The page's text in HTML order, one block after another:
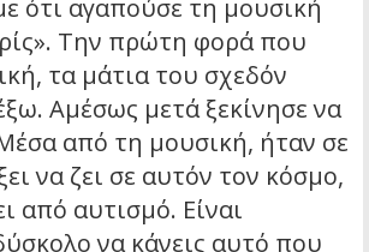
ότι αγαπούσε τη μουσική
Την πρώτη φορά που
τα μάτια του σχεδόν
Αμέσως μετά ξεκίνησε να
από τη μουσική, ήταν σε
να ζει σε αυτόν τον κόσμο,
από αυτισμό. Είναι
να κάνεις αυτό που